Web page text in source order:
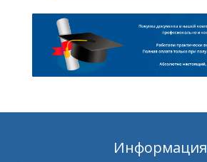
Информация